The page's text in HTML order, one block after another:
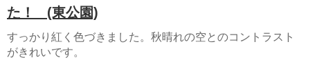
た！ (東公園)
すっかり紅く色づきました。秋晴れの空とのコントラスト
がきれいです。